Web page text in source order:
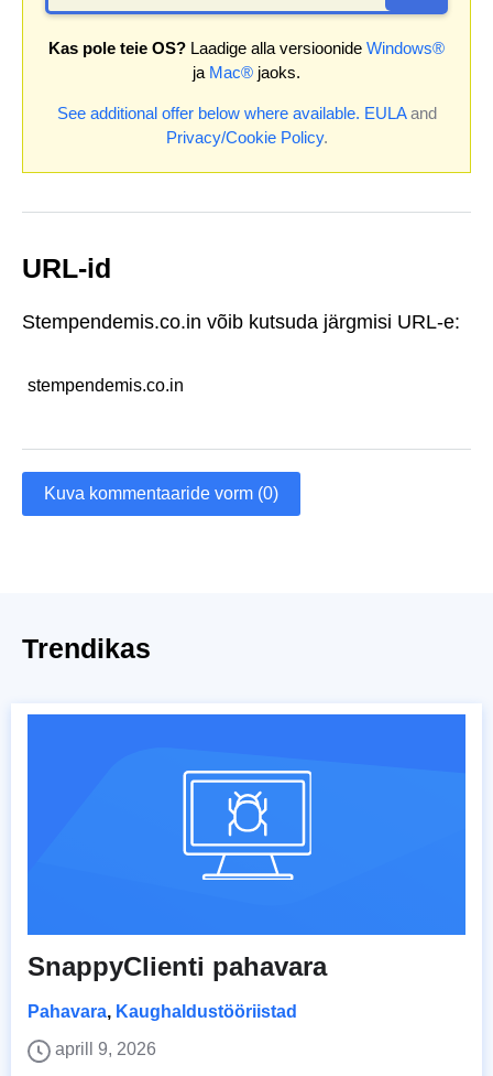
Kas pole teie OS? Laadige alla versioonide Windows®
ja Mac® jaoks.
See additional offer below where available. EULAand
Privacy/Cookie Policy.
URL-id
Stempendemis.co.in võib kutsuda järgmisi URL-e:
stempendemis.co.in
Kuva kommentaaride vorm (0)
Trendikas
SnappyClienti pahavara
Pahavara, Kaughaldustööriistad
aprill 9, 2026